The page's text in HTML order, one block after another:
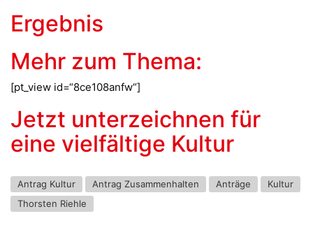
Ergebnis
Mehr zum Thema:
[pt_view id=“8ce108anfw“]
Jetzt unterzeichnen für
eine vielfältige Kultur
Antrag Kultur Antrag Zusammenhalten Anträge
Kultur
Thorsten Riehle